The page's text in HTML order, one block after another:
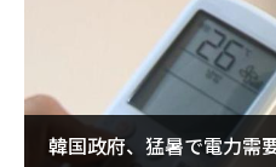
韓国政府、猛暑で電力需